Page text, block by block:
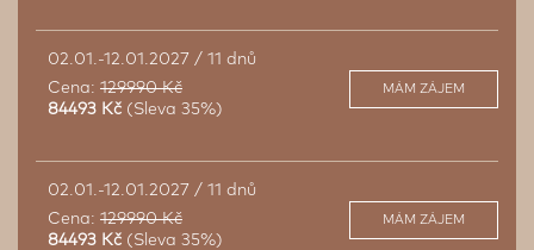
02.01.-12.01.2027 / 11 dnů
Cena: 129990 Kč
84493 Kč (Sleva 35%)
MÁM ZÁJEM
02.01.-12.01.2027 / 11 dnů
Cena: 129990 Kč
84493 Kč (Sleva 35%)
MÁM ZÁJEM